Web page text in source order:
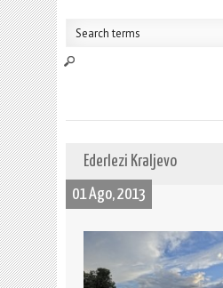
Ederlezi Kraljevo
01 Ago, 2013